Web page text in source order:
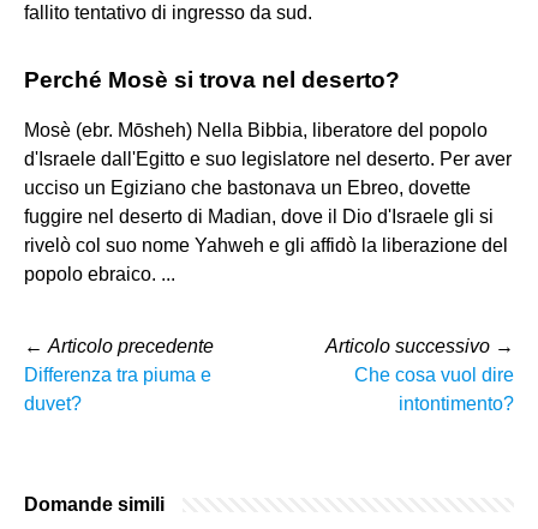
fallito tentativo di ingresso da sud.
Perché Mosè si trova nel deserto?
Mosè (ebr. Mōsheh) Nella Bibbia, liberatore del popolo
d'Israele dall'Egitto e suo legislatore nel deserto. Per aver
ucciso un Egiziano che bastonava un Ebreo, dovette
fuggire nel deserto di Madian, dove il Dio d'Israele gli si
rivelò col suo nome Yahweh e gli affidò la liberazione del
popolo ebraico. ...
← Articolo precedente
Differenza tra piuma e
duvet?
Articolo successivo →
Che cosa vuol dire
intontimento?
Domande simili